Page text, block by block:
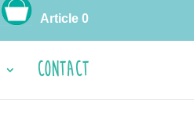
Article 0
CONTACT